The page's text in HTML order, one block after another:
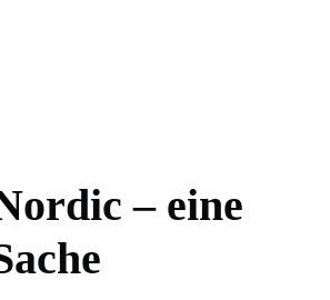
– eine